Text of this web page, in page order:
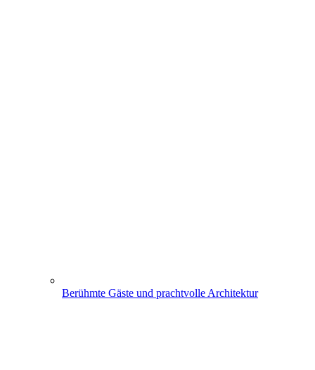
Berühmte Gäste und prachtvolle Architektur